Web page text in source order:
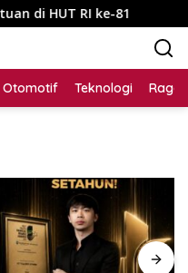
RI ke-81
Otomotif Teknologi